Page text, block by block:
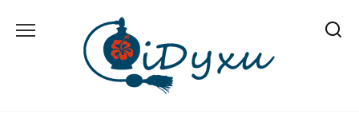
содержанию